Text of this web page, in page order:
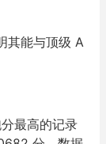
其能与顶级 A
最高的记录